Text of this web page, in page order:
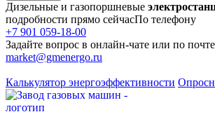
Дизельные и газопоршневые
подробности прямо сейчасПо телефону
+7 901 059-18-00
Задайте вопрос в онлайн-чате или по почте
market@gmenergo.ru
Калькулятор энергоэффективности